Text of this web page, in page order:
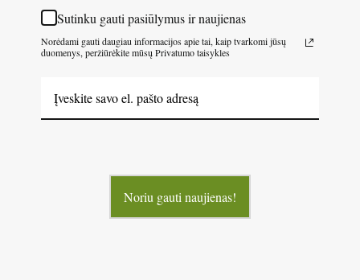
Sutinku gauti pasiūlymus ir naujienas
Norėdami gauti daugiau informacijos apie tai, kaip tvarkomi jūsų
duomenys, peržiūrėkite mūsų Privatumo taisykles
Noriu gauti naujienas!